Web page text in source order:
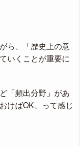
ら、「歴史上の意
いくことが重要に
「頻出分野」があ
けばOK、って感じ